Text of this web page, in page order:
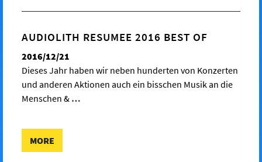
AUDIOLITH RESUMEE 2016 BEST OF
2016/12/21
Dieses Jahr haben wir neben hunderten von Konzerten
und anderen Aktionen auch ein bisschen Musik an die
Menschen & …
MORE